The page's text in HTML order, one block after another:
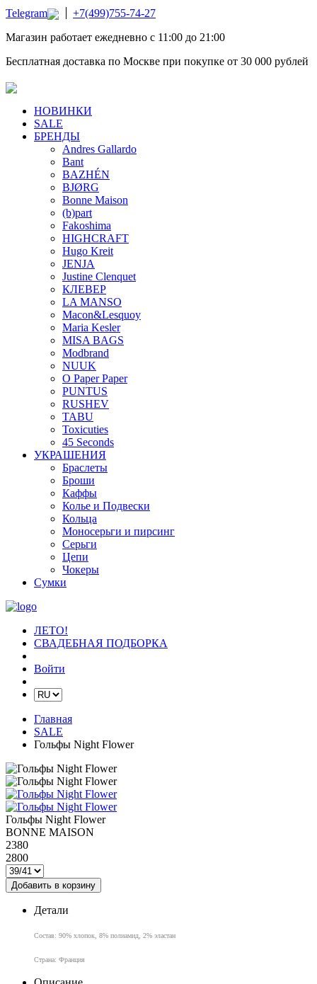
Telegram
+7(499)755-74-27
Магазин работает ежедневно с 11:00 до 21:00
Бесплатная доставка по Москве при покупке от 30 000 рублей
НОВИНКИ
SALE
БРЕНДЫ
Andres Gallardo
Bant
BAZHÉN
BJØRG
Bonne Maison
(b)part
Fakoshima
HIGHCRAFT
Hugo Kreit
JENJA
Justine Clenquet
КЛЕВЕР
LA MANSO
Macon&Lesquoy
Maria Kesler
MISA BAGS
Modbrand
NUUK
O Paper Paper
PUNTUS
RUSHEV
TABU
Toxicuties
45 Seconds
УКРАШЕНИЯ
Браслеты
Броши
Каффы
Колье и Подвески
Кольца
Моносерьги и пирсинг
Серьги
Цепи
Чокеры
Сумки
ЛЕТО!
СВАДЕБНАЯ ПОДБОРКА
Войти
Главная
SALE
Гольфы Night Flower
Гольфы Night Flower
BONNE MAISON
2380
2800
Добавить в корзину
Детали
Состав: 90% хлопок, 8% полиамид, 2% эластан
Страна: Франция